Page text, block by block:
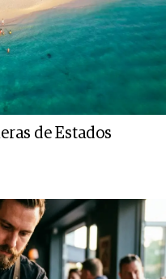
de Estados